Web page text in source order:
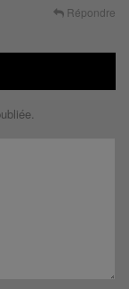
Répondre